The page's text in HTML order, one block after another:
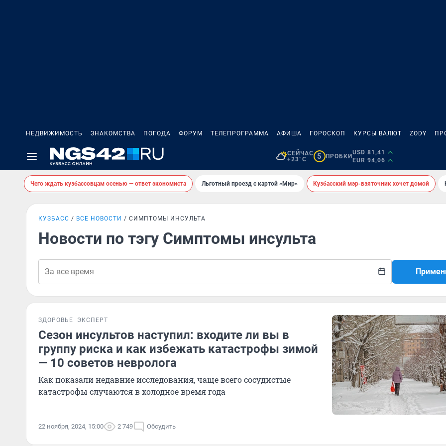
НЕДВИЖИМОСТЬ ЗНАКОМСТВА ПОГОДА ФОРУМ ТЕЛЕПРОГРАММА АФИША ГОРОСКОП КУРСЫ ВАЛЮТ ZODY
СЕЙЧАС
+23°C
5 ПРОБКИ
USD 81,41
EUR 94,06
Чего ждать кузбассовцам осенью — ответ экономиста Льготный проезд с картой «Мир» Кузбасский мэр-взяточник хочет домой
КУЗБАСС ВСЕ НОВОСТИ СИМПТОМЫ ИНСУЛЬТА
Новости по тэгу Симптомы инсульта
ЗДОРОВЬЕ ЭКСПЕРТ
Cезон инсультов наступил: входите ли вы в
группу риска и как избежать катастрофы зимой
— 10 советов невролога
Как показали недавние исследования, чаще всего сосудистые
катастрофы случаются в холодное время года
22 ноября, 2024, 15:00 2 749 Обсудить